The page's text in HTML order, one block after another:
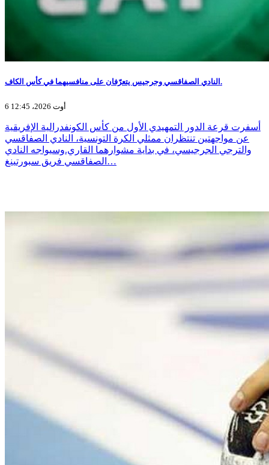
النادي الصفاقسي وجرجيس يتعرّفان على منافسيهما في كأس الكاف.
6 أوت 2026، 12:45
أسفرت قرعة الدور التمهيدي الأول من كأس الكونفدرالية الإفريقية
عن مواجهتين تنتظران ممثلي الكرة التونسية، النادي الصفاقسي
والترجي الجرجيسي، في بداية مشوارهما القاري.وسيواجه النادي
الصفاقسي فريق سبورتينغ…